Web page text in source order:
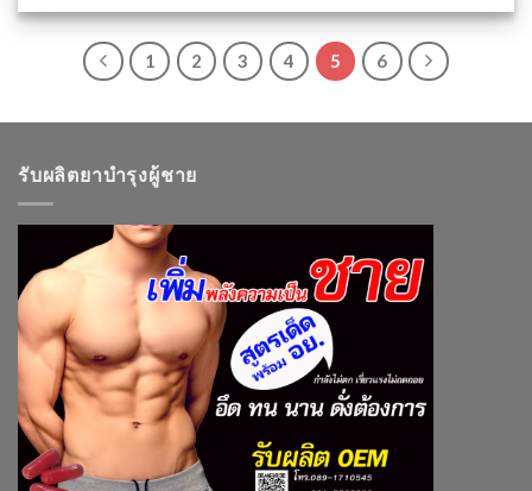
1 2 3 4 5 6
รับผลิตยาบำรุงผู้ชาย